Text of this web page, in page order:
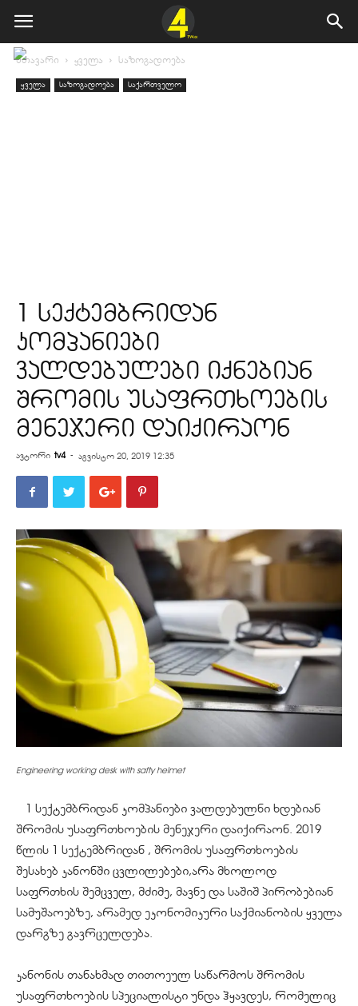
მთავარი ყველა საზოგადოება
ყველა საზოგადოება საქართველო
1 სექტემბრიდან
კომპანიები
ვალდებულები იქნებიან
შრომის უსაფრთხოების
მენეჯერი დაიქირაონ
ავტორი tv4 - აგვისტო 20, 2019 12:35
Engineering working desk with safty helmet
1 სექტემბრიდან კომპანიები ვალდებულნი ხდებიან
შრომის უსაფრთხოების მენეჯერი დაიქირაონ. 2019
წლის 1 სექტემბრიდან , შრომის უსაფრთხოების
შესახებ კანონში ცვლილებები,არა მხოლოდ
საფრთხის შემცველ, მძიმე, მავნე და საშიშ პირობებიან
სამუშაოებზე, არამედ ეკონომიკური საქმიანობის ყველა
დარგზე გავრცელდება.
კანონის თანახმად თითოეულ საწარმოს შრომის
უსაფრთხოების სპეციალისტი უნდა ჰყავდეს, რომელიც